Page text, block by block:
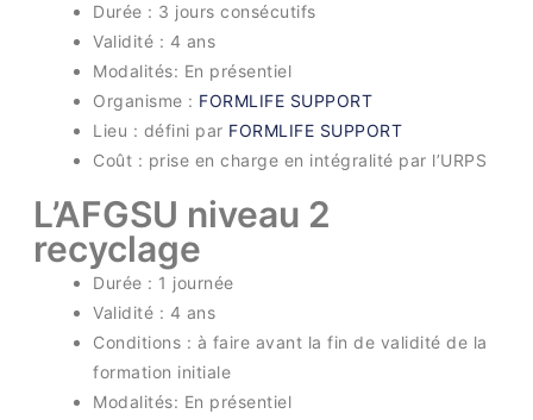
Durée : 3 jours consécutifs
Validité : 4 ans
Modalités: En présentiel
Organisme : FORMLIFE SUPPORT
Lieu : défini par FORMLIFE SUPPORT
Coût : prise en charge en intégralité par l’URPS
L’AFGSU niveau 2
recyclage
Durée : 1 journée
Validité : 4 ans
Conditions : à faire avant la fin de validité de la
formation initiale
Modalités: En présentiel